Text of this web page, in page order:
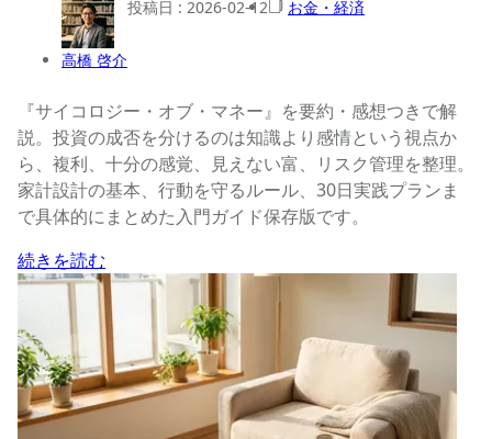
高橋 啓介
投稿日 : 2026-02-12 お金・経済
『サイコロジー・オブ・マネー』を要約・感想つきで解
説。投資の成否を分けるのは知識より感情という視点か
ら、複利、十分の感覚、見えない富、リスク管理を整理。
家計設計の基本、行動を守るルール、30日実践プランま
で具体的にまとめた入門ガイド保存版です。
続きを読む